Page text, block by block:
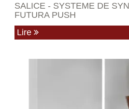
SALICE - SYSTEME DE
FUTURA PUSH
Lire